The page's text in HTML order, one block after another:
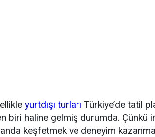
yurtdışı turları Türkiye’de tatil
biri haline gelmiş durumda. Çünkü
keşfetmek ve deneyim